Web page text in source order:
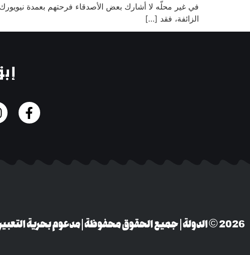
في غير محلّه لا أشارك بعض الأصدقاء فرحتهم بعمدة نيويورك
الزائفة، فقد […]
‎© 2026 الدولة | جميع الحقوق محفوظة | مدعوم بحرية التعبير